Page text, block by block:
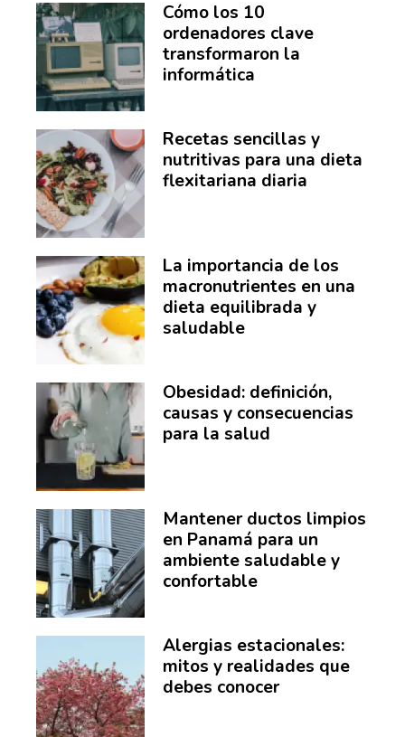
Cómo los 10
ordenadores clave
transformaron la
informática
Recetas sencillas y
nutritivas para una dieta
flexitariana diaria
La importancia de los
macronutrientes en una
dieta equilibrada y
saludable
Obesidad: definición,
causas y consecuencias
para la salud
Mantener ductos limpios
en Panamá para un
ambiente saludable y
confortable
Alergias estacionales:
mitos y realidades que
debes conocer